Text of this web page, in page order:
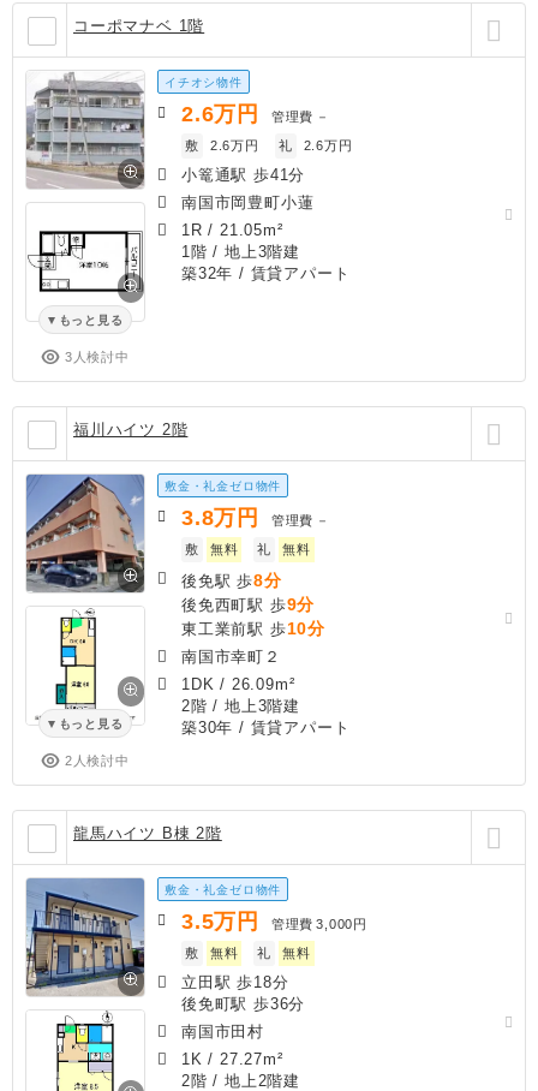
コーポマナベ 1階
もっと見る
3人検討中
イチオシ物件
2.6万円 管理費 －
敷
2.6万円 礼 2.6万円
小篭通駅 歩41分
南国市岡豊町小蓮
1R / 21.05m²
1階 / 地上3階建
築32年 / 賃貸アパート
福川ハイツ 2階
もっと見る
2人検討中
敷金・礼金ゼロ物件
3.8万円 管理費 －
敷
無料 礼 無料
後免駅 歩8分
後免西町駅 歩9分
東工業前駅 歩10分
南国市幸町２
1DK / 26.09m²
2階 / 地上3階建
築30年 / 賃貸アパート
龍馬ハイツ B棟 2階
敷金・礼金ゼロ物件
3.5万円 管理費 3,000円
敷
無料 礼 無料
立田駅 歩18分
後免町駅 歩36分
南国市田村
1K / 27.27m²
2階 / 地上2階建